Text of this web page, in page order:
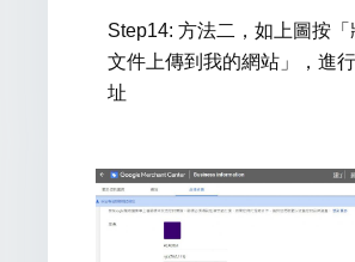
Step14: 方法二 ，如上圖按
文件上傳到我的網站」，進行
址